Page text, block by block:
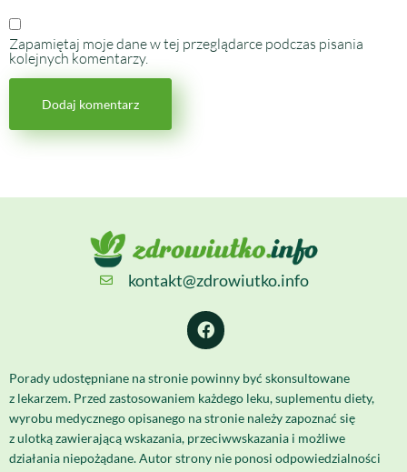
Zapamiętaj moje dane w tej przeglądarce podczas pisania
kolejnych komentarzy.
kontakt@zdrowiutko.info
Porady udostępniane na stronie powinny być skonsultowane
z lekarzem. Przed zastosowaniem każdego leku, suplementu diety,
wyrobu medycznego opisanego na stronie należy zapoznać się
z ulotką zawierającą wskazania, przeciwwskazania i możliwe
działania niepożądane. Autor strony nie ponosi odpowiedzialności